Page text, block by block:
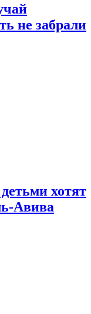
не забрали
хотят
Авива